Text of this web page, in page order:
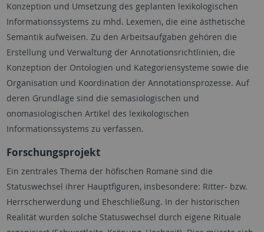
Konzeption und Umsetzung des geplanten lexikologischen
Informationssystems zu mhd. Lexemen, die eine ästhetische
Semantik aufweisen. Zu den Arbeitsaufgaben gehören die
Erstellung und Verwaltung der Annotationsrichtlinien, die
Konzeption der Ontologien und Kategoriensysteme sowie die
Organisation und Koordination der Annotationsprozesse. Auf
deren Grundlage sind die semasiologischen und
onomasiologischen Artikel des lexikologischen
Informationssystems zu verfassen.
Forschungsprojekt
Ein zentrales Thema der höfischen Romane sind die
Statuswechsel ihrer Hauptfiguren, insbesondere: Ritter- bzw.
Herrscherwerdung und Eheschließung. In der historischen
Realität wurden solche Statuswechsel durch eigene Rituale